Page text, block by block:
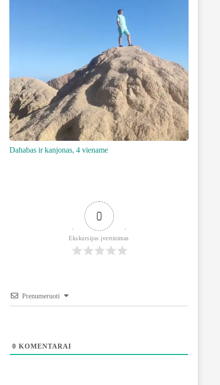
Dahabas ir kanjonas, 4 viename
0
Ekskursijos įvertinimas
Prenumeruoti
0 KOMENTARAI